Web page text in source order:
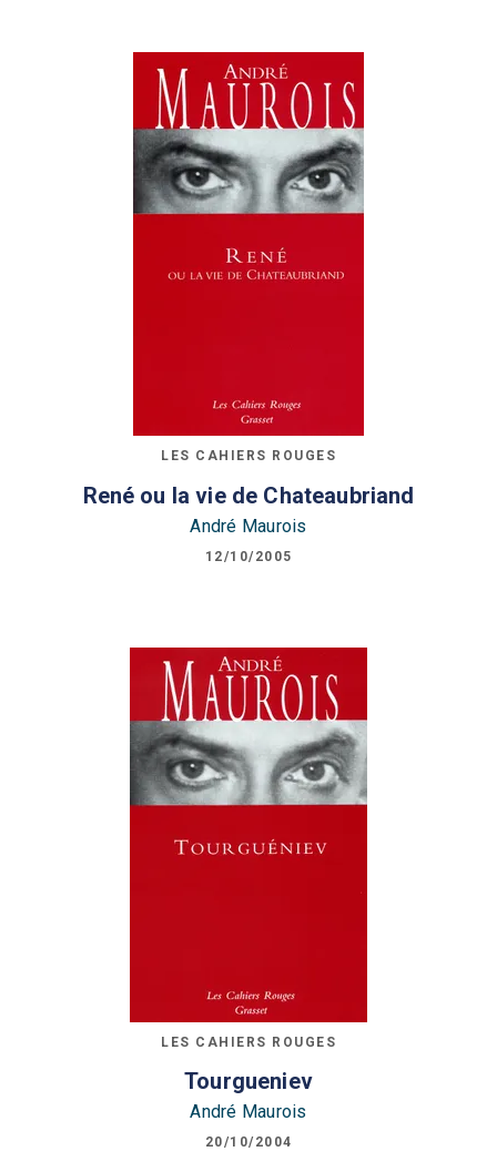
LES CAHIERS ROUGES
René ou la vie de Chateaubriand
André Maurois
12/10/2005
LES CAHIERS ROUGES
Tourgueniev
André Maurois
20/10/2004